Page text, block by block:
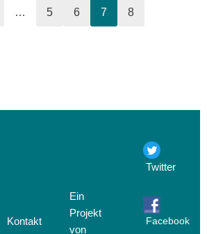
… 5 6 7 8
Kontakt
Ein
Projekt
von
Twitter
Facebook